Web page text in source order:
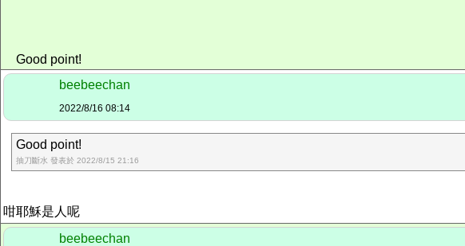
Good point!
beebeechan
2022/8/16 08:14
Good point!
抽刀斷水 發表於 2022/8/15 21:16
咁耶穌是人呢
beebeechan